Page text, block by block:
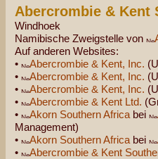
Abercrombie & Kent
Windhoek
Namibische Zweigstelle von
Auf anderen Websites:
•
Abercrombie & Kent, Inc.
•
Abercrombie & Kent, Inc.
•
Abercrombie & Kent, Inc.
•
Abercrombie & Kent Ltd.
•
Akorn Southern Africa bei
Management)
•
Akorn Southern Africa bei
•
Abercrombie & Kent